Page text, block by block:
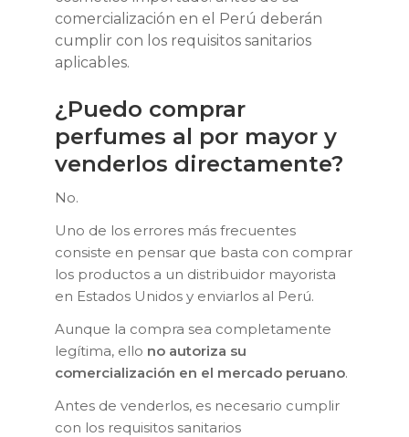
comercialización en el Perú deberán
cumplir con los requisitos sanitarios
aplicables.
¿Puedo comprar
perfumes al por mayor y
venderlos directamente?
No.
Uno de los errores más frecuentes
consiste en pensar que basta con comprar
los productos a un distribuidor mayorista
en Estados Unidos y enviarlos al Perú.
Aunque la compra sea completamente
legítima, ello no autoriza su
comercialización en el mercado peruano.
Antes de venderlos, es necesario cumplir
con los requisitos sanitarios